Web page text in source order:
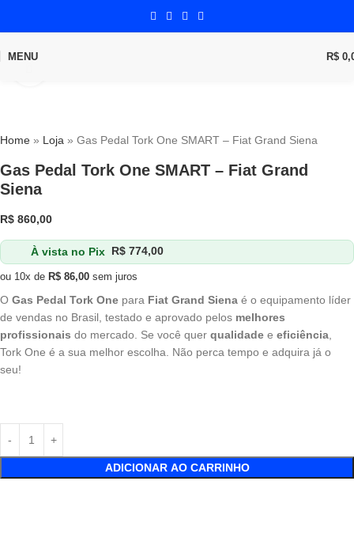
MENU R$
Home » Loja » Gas Pedal Tork One SMART – Fiat Grand Siena
Gas Pedal Tork One SMART – Fiat Grand
Siena
R$ 860,00
À vista no Pix R$774,00
ou 10x de R$ 86,00 sem juros
O Gas Pedal Tork One para Fiat Grand Siena é o equipamento líder
de vendas no Brasil, testado e aprovado pelos melhores
profissionais do mercado. Se você quer qualidade e eficiência
Tork One é a sua melhor escolha. Não perca tempo e adquira já o
seu!
ADICIONAR AO CARRINHO